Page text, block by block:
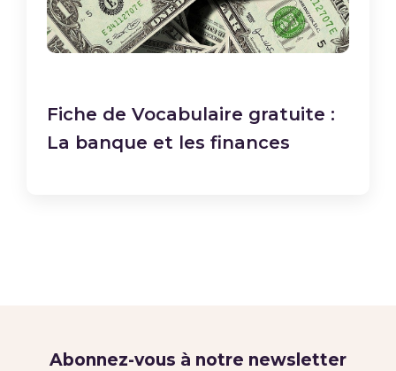
Fiche de Vocabulaire gratuite :
La banque et les finances
Abonnez-vous à notre newsletter